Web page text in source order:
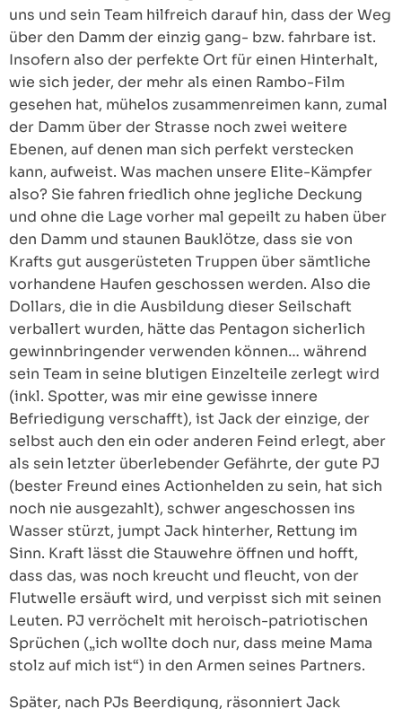
uns und sein Team hilfreich darauf hin, dass der Weg
über den Damm der einzig gang- bzw. fahrbare ist.
Insofern also der perfekte Ort für einen Hinterhalt,
wie sich jeder, der mehr als einen Rambo-Film
gesehen hat, mühelos zusammenreimen kann, zumal
der Damm über der Strasse noch zwei weitere
Ebenen, auf denen man sich perfekt verstecken
kann, aufweist. Was machen unsere Elite-Kämpfer
also? Sie fahren friedlich ohne jegliche Deckung
und ohne die Lage vorher mal gepeilt zu haben über
den Damm und staunen Bauklötze, dass sie von
Krafts gut ausgerüsteten Truppen über sämtliche
vorhandene Haufen geschossen werden. Also die
Dollars, die in die Ausbildung dieser Seilschaft
verballert wurden, hätte das Pentagon sicherlich
gewinnbringender verwenden können… während
sein Team in seine blutigen Einzelteile zerlegt wird
(inkl. Spotter, was mir eine gewisse innere
Befriedigung verschafft), ist Jack der einzige, der
selbst auch den ein oder anderen Feind erlegt, aber
als sein letzter überlebender Gefährte, der gute PJ
(bester Freund eines Actionhelden zu sein, hat sich
noch nie ausgezahlt), schwer angeschossen ins
Wasser stürzt, jumpt Jack hinterher, Rettung im
Sinn. Kraft lässt die Stauwehre öffnen und hofft,
dass das, was noch kreucht und fleucht, von der
Flutwelle ersäuft wird, und verpisst sich mit seinen
Leuten. PJ verröchelt mit heroisch-patriotischen
Sprüchen („ich wollte doch nur, dass meine Mama
stolz auf mich ist“) in den Armen seines Partners.
Später, nach PJs Beerdigung, räsonniert Jack